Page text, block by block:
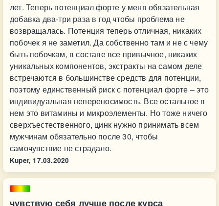
лет. Теперь потенциал форте у меня обязательная
добавка два-три раза в год чтобы проблема не
возвращалась. Потенция теперь отличная, никаких
побочек я не заметил. Да собственно там и не с чему
быть побочкам, в составе все привычное, никаких
уникальных компонентов, экстракты на самом деле
встречаются в большинстве средств для потенции,
поэтому единственный риск с потенциал форте – это
индивидуальная непереносимость. Все остальное в
нем это витамины и микроэлементы. Но тоже ничего
сверхъестественного, цинк нужно принимать всем
мужчинам обязательно после 30, чтобы
самочувствие не страдало.
Kuper, 17.03.2020
чувствую себя лучше после курса